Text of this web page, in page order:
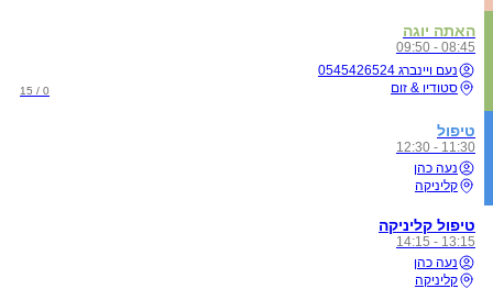
האתה יוגה
08:45 - 09:50
נעם ויינברג 0545426524
סטודיו & זום
0 / 15
טיפול
11:30 - 12:30
נעה כהן
קליניקה
טיפול קליניקה
13:15 - 14:15
נעה כהן
קליניקה